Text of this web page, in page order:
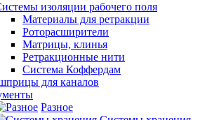
изоляции рабочего поля
Материалы для ретракции
Роторасширители
Матрицы, клинья
Ретракционные нити
Система Коффердам
для каналов
Разное